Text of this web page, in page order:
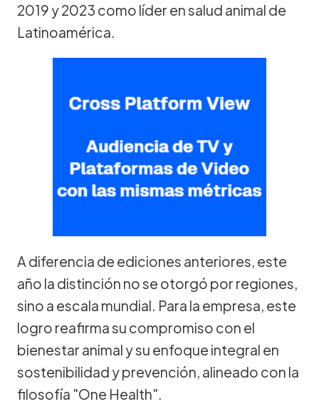
2019 y 2023 como líder en salud animal de
Latinoamérica.
A diferencia de ediciones anteriores, este
año la distinción no se otorgó por regiones,
sino a escala mundial. Para la empresa, este
logro reafirma su compromiso con el
bienestar animal y su enfoque integral en
sostenibilidad y prevención, alineado con la
filosofía "One Health".